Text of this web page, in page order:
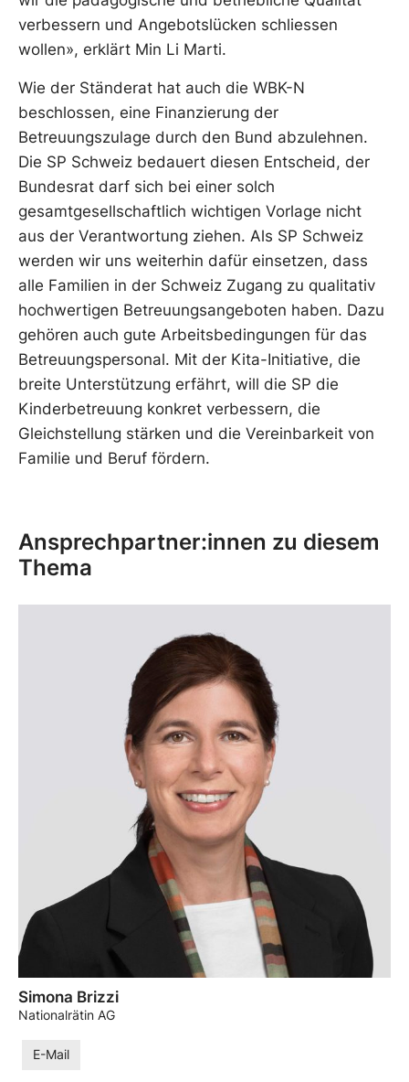
verbessern und Angebotslücken schliessen
wollen», erklärt Min Li Marti.
Wie der Ständerat hat auch die WBK-N
beschlossen, eine Finanzierung der
Betreuungszulage durch den Bund abzulehnen.
Die SP Schweiz bedauert diesen Entscheid, der
Bundesrat darf sich bei einer solch
gesamtgesellschaftlich wichtigen Vorlage nicht
aus der Verantwortung ziehen. Als SP Schweiz
werden wir uns weiterhin dafür einsetzen, dass
alle Familien in der Schweiz Zugang zu qualitativ
hochwertigen Betreuungsangeboten haben. Dazu
gehören auch gute Arbeitsbedingungen für das
Betreuungspersonal. Mit der Kita-Initiative, die
breite Unterstützung erfährt, will die SP die
Kinderbetreuung konkret verbessern, die
Gleichstellung stärken und die Vereinbarkeit von
Familie und Beruf fördern.
Ansprechpartner:innen zu diesem
Thema
Simona Brizzi
Nationalrätin AG
E-Mail